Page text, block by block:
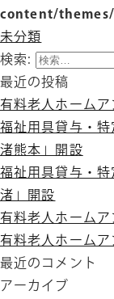
content/
未分類
検索:
最近の投稿
有料老人ホーム
福祉用具貸与・
渚熊本」開設
福祉用具貸与・
渚」開設
有料老人ホーム
有料老人ホーム
最近のコメント
アーカイブ